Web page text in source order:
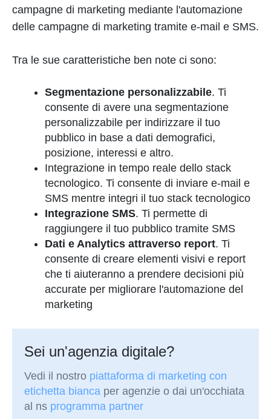
campagne di marketing mediante l'automazione
delle campagne di marketing tramite e-mail e SMS.
Tra le sue caratteristiche ben note ci sono:
Segmentazione personalizzabile. Ti
consente di avere una segmentazione
personalizzabile per indirizzare il tuo
pubblico in base a dati demografici,
posizione, interessi e altro.
Integrazione in tempo reale dello stack
tecnologico. Ti consente di inviare e-mail e
SMS mentre integri il tuo stack tecnologico
Integrazione SMS. Ti permette di
raggiungere il tuo pubblico tramite SMS
Dati e Analytics attraverso report. Ti
consente di creare elementi visivi e report
che ti aiuteranno a prendere decisioni più
accurate per migliorare l'automazione del
marketing
Sei un'agenzia digitale?
Vedi il nostro piattaforma di marketing con
etichetta bianca per agenzie o dai un'occhiata
al ns programma partner